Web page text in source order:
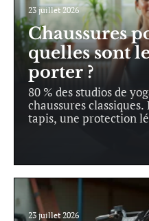
23 juillet 2026
Chaussures
quelles sont
porter ?
80 % des studios de
chaussures
tapis, une protection
23 juillet 2026